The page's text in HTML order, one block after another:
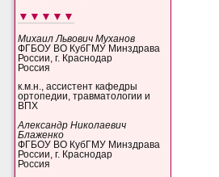
▼▼▼▼▼
Михаил Львович Муханов
ФГБОУ ВО КубГМУ Минздрава
России, г. Краснодар
Россия
к.м.н., ассистент кафедры
ортопедии, травматологии и
ВПХ
Александр Николаевич
Блаженко
ФГБОУ ВО КубГМУ Минздрава
России, г. Краснодар
Россия